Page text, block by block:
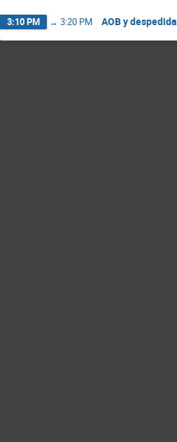
3:10 PM → 3:20 PM AOB y despedida